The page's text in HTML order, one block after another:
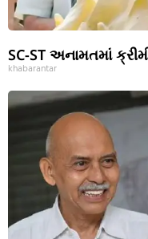
SC-ST અનામતમાં
khabarantar